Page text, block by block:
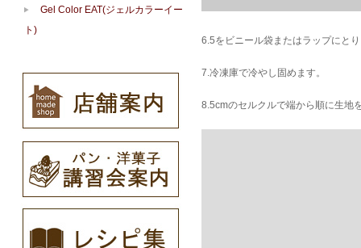
6.5をビニール袋またはラップにと
7.冷凍庫で冷やし固めます。
8.5cmのセルクルで端から順に生地
Gel Color EAT(ジェルカラーイー
ト)